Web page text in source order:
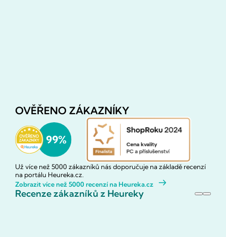
OVĚŘENO ZÁKAZNÍKY
Už více než 5000 zákazníků nás doporučuje na základě recenzí
na portálu Heureka.cz.
Zobrazit více než 5000 recenzí na Heureka.cz
Recenze zákazníků z Heureky